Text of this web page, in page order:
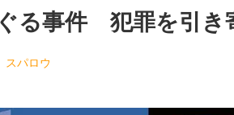
る事件 犯罪を引き
スパロウ